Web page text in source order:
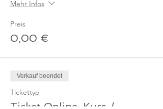
Mehr Infos
Preis
0,00 €
Verkauf beendet
Tickettyp
Ticket Online-Kurs /